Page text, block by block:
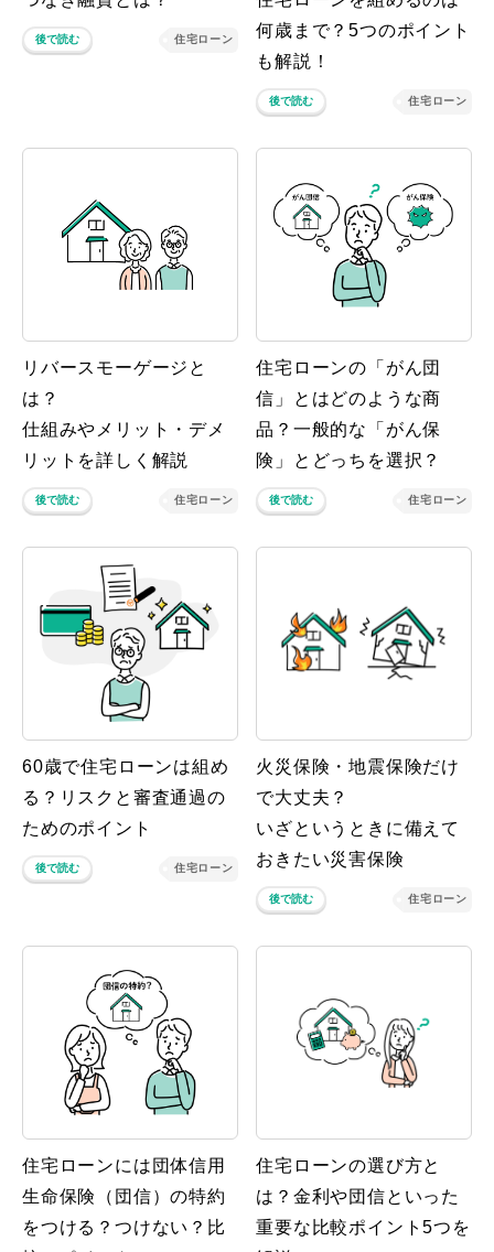
後で読む 住宅ローン
何歳まで？5つのポイント
も解説！
後で読む 住宅ローン
リバースモーゲージと
は？
仕組みやメリット・デメ
リットを詳しく解説
後で読む 住宅ローン
住宅ローンの「がん団
信」とはどのような商
品？一般的な「がん保
険」とどっちを選択？
後で読む 住宅ローン
60歳で住宅ローンは組め
る？リスクと審査通過の
ためのポイント
後で読む 住宅ローン
火災保険・地震保険だけ
で大丈夫？
いざというときに備えて
おきたい災害保険
後で読む 住宅ローン
住宅ローンには団体信用
生命保険（団信）の特約
をつける？つけない？比
住宅ローンの選び方と
は？金利や団信といった
重要な比較ポイント5つを